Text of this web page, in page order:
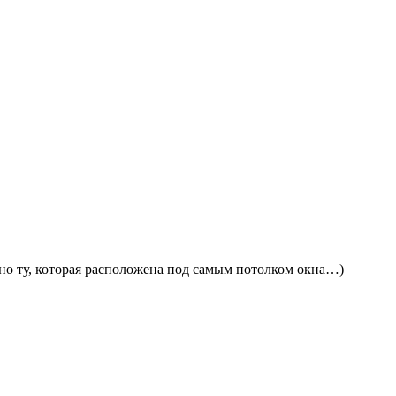
ту, которая расположена под самым потолком окна…)